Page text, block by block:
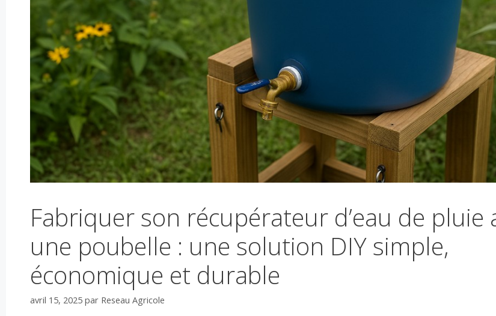
Fabriquer son récupérateur d’eau de pluie
une poubelle : une solution DIY simple,
économique et durable
avril 15, 2025 par Reseau Agricole